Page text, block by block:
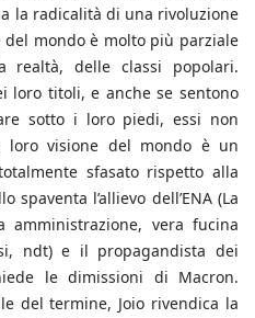
la radicalità di una rivoluzione
mondo è molto più parziale
delle classi popolari.
loro titoli, e anche se sentono
sotto i loro piedi, essi non
loro visione del mondo è un
sfasato rispetto alla
l’allievo dell’ENA (La
amministrazione, vera fucina
ndt) e il propagandista dei
le dimissioni di Macron.
del termine, Joio rivendica la